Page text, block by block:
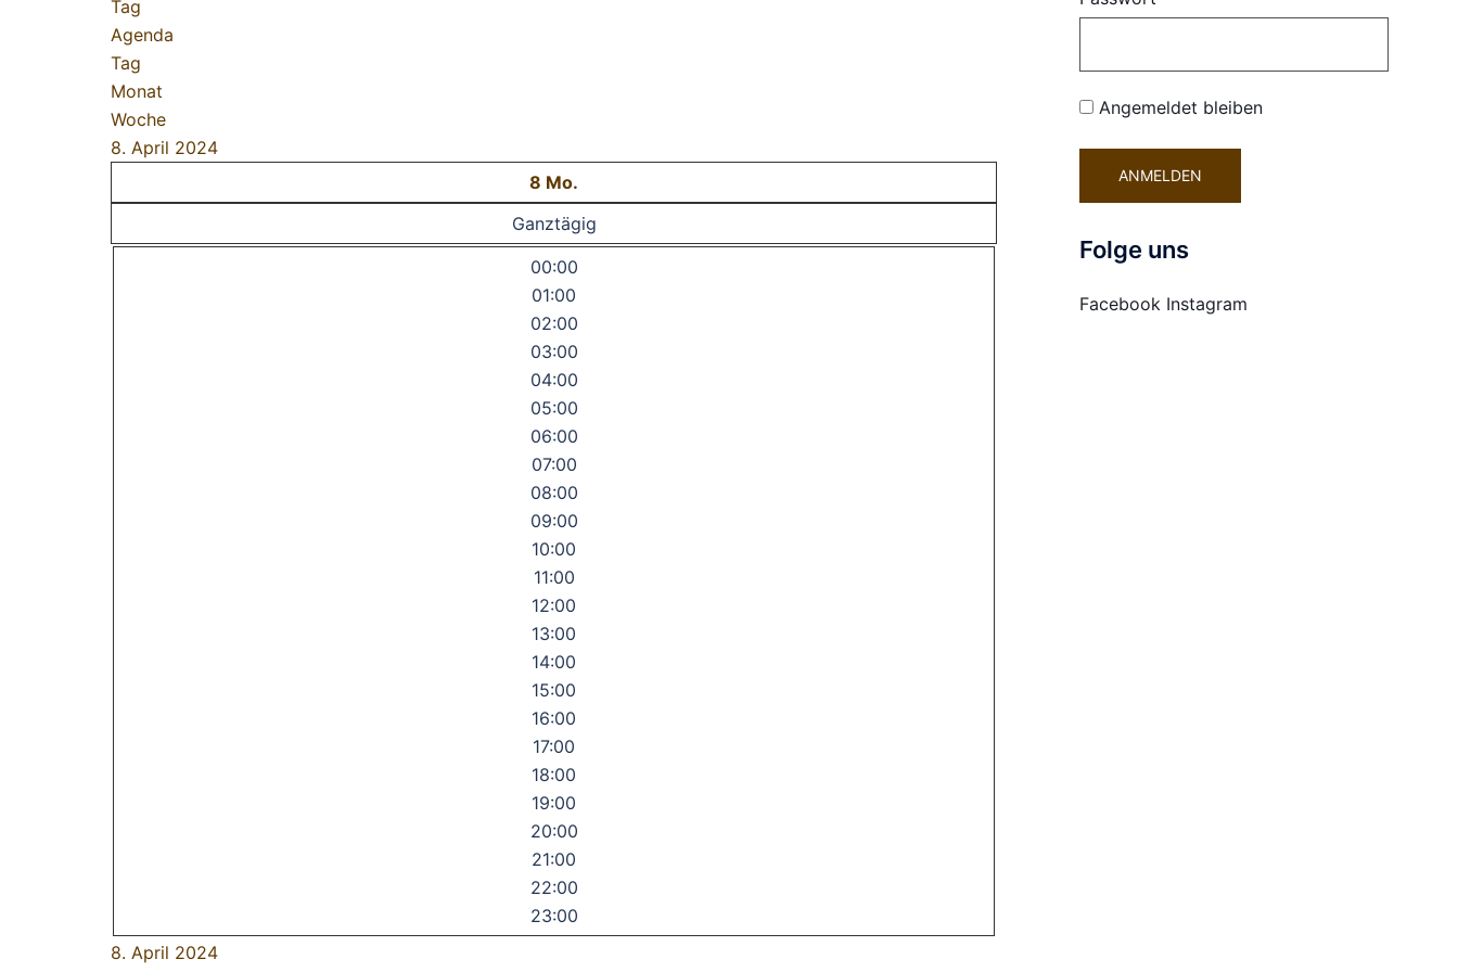
Tag
Agenda
Tag
Monat
Woche
8. April 2024
8 Mo.
Ganztägig
00:00
01:00
02:00
03:00
04:00
05:00
06:00
07:00
08:00
09:00
10:00
11:00
12:00
13:00
14:00
15:00
16:00
17:00
18:00
19:00
20:00
21:00
22:00
23:00
8. April 2024
Angemeldet bleiben
Folge uns
Facebook Instagram